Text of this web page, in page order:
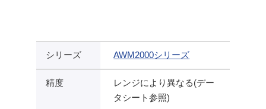
シリーズ AWM2000シリーズ
精度
レンジにより異なる(デー
タシート参照)